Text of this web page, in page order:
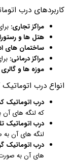
کاربردهای درب
مراکز تجاری:
هتل ها و
ساختمان های
مراکز درمانی:
موزه ها و
انواع درب اتوماتیک
درب اتوماتیک
که لنگه های
درب اتوماتیک
لنگه های آن
درب اتوماتیک
های آن به